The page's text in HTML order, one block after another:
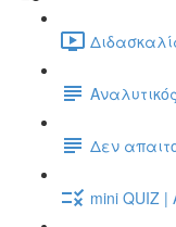
Δεν
mini QUIZ |